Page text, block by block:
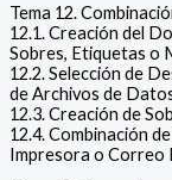
Tema 12.
12.1. Creación del
Sobres, Etiquetas o
12.2. Selección de
de Archivos de
12.3. Creación de
12.4. Combinación
Impresora o Correo